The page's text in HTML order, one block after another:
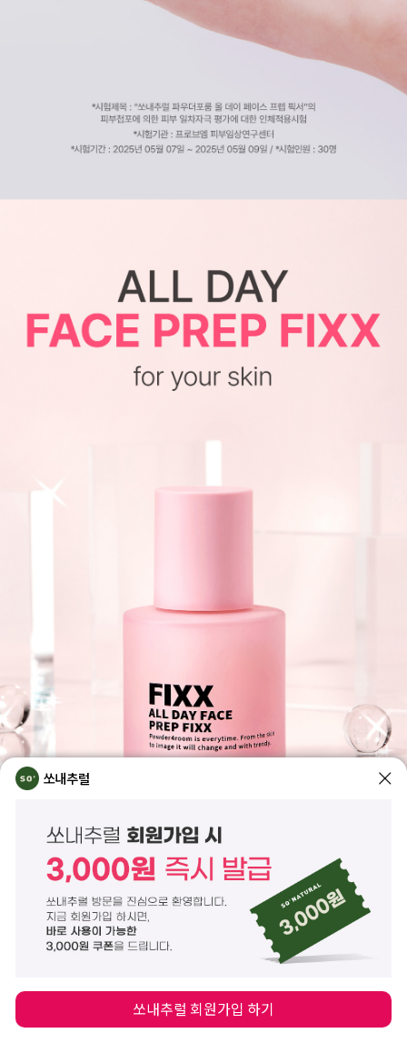
쏘내추럴
쏘내추럴 회원가입 하기